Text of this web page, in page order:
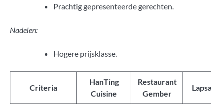
Prachtig gepresenteerde gerechten.
Nadelen:
Hogere prijsklasse.
Criteria
HanTing
Cuisine
Restaurant
Gember
Lapsang